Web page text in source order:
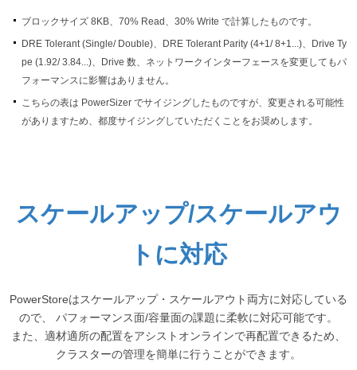
ブロックサイズ 8KB、70% Read、30% Write で計算したものです。
DRE Tolerant (Single/ Double)、DRE Tolerant Parity (4+1/ 8+1...)、Drive Ty
pe (1.92/ 3.84...)、Drive 数、ネットワークインターフェースを変更してもパ
フォーマンスに影響はありません。
こちらの表は PowerSizer でサイジングしたものですが、変更される可能性
がありますため、都度サイジングしていただくことをお奨めします。
スケールアップ/スケールアウ
トに対応
PowerStoreはスケールアップ・スケールアウト両方に対応している
ので、 パフォーマンス面/容量面の課題に柔軟に対応可能です。
また、適材適所の配置をアシストオンラインで再配置できるため、
クラスターの管理を簡単に行うことができます。